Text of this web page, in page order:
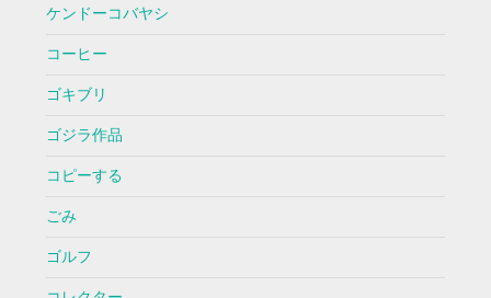
ケンドーコバヤシ
コーヒー
ゴキブリ
ゴジラ作品
コピーする
ごみ
ゴルフ